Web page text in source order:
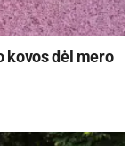
kovos dėl mero